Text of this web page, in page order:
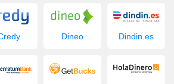
Dineo Dindin.es